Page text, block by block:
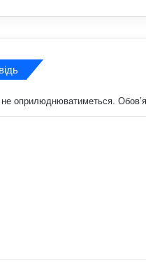
оприлюднюватиметься.